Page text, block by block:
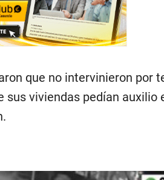
que no intervinieron por
sus viviendas pedían auxilio